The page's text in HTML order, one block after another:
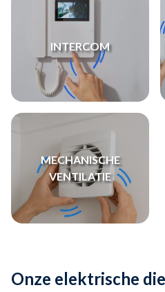
INTERCOM
MECHANISCHE
VENTILATIE
Onze elektrische